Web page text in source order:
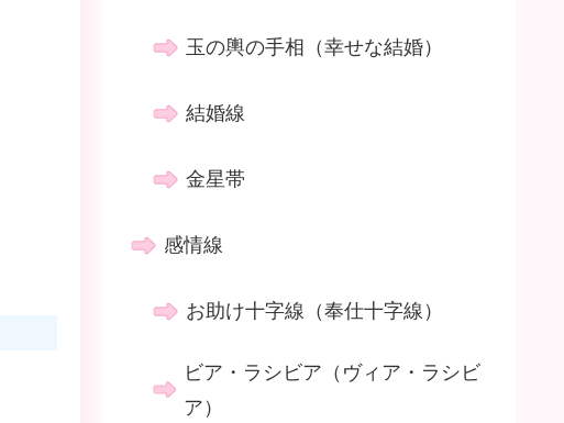
玉の輿の手相（幸せな結婚）
結婚線
金星帯
感情線
お助け十字線（奉仕十字線）
ビア・ラシビア（ヴィア・ラシビ
ア）